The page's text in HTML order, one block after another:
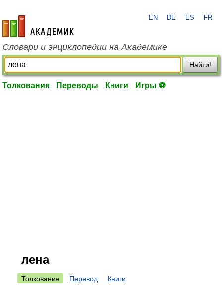
academic.ru
EN DE ES FR
Словари и энциклопедии на Академике
Найти!
Толкования Переводы Книги Игры ⚽
лена
Толкование Перевод Книги